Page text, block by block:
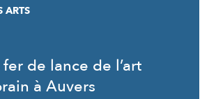
ARTS
fer de lance de l’art
à Auvers